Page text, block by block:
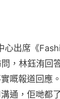
心出席《
，林鈺洧回
嘅報道回應
通，佢哋都